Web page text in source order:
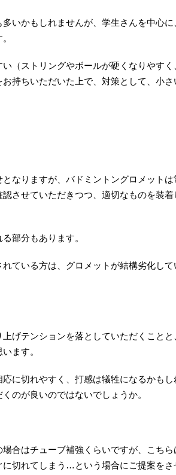
いかもしれませんが、学生さんを中心に
（ストリングやボールが硬くなりやすく
持ちいただいた上で、対策として、小さ
なりますが、バドミントングロメットは
させていただきつつ、適切なものを装着
部分もあります。
ている方は、グロメットが結構劣化し
げテンションを落としていただくことと
ます。
に切れやすく、打感は犠牲になるかもし
のが良いのではないでしょうか。
合はチューブ補強くらいですが、こち
切れてしまう…という場合にご提案をさ